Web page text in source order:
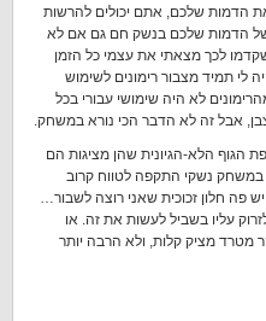
הדמות שלכם, אתם יכולים להרשות
של הדמות שלכם בנשק חם גם אם לא
לכך מצאתי את עצמי כל הזמן
לי תמיד מצבור רימונים לשימוש
לא היה שימושי עבורי בכל
אבל זה לא הדבר הכי נורא במשחק.
הגוף הלא-הגיונית שהן מציגות הם
במשחק נשקי התקפה לטווח קרוב
חלון זכוכית שאני רוצה לשבור…
עליו בשביל לעשות את זה. או
מטרד מציק קלות, ולא הרבה יותר